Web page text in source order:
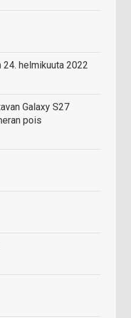
24. helmikuuta 2022
Galaxy S27
pois